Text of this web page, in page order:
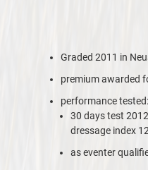
Graded 2011 in
premium awarded
performance tested:
30 days test
dressage index
as eventer